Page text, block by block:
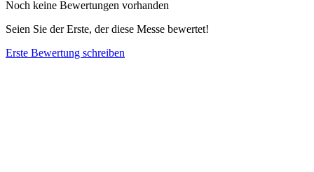
Noch keine Bewertungen vorhanden
Seien Sie der Erste, der diese Messe bewertet!
Erste Bewertung schreiben